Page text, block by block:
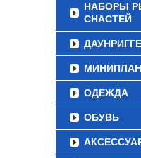
НАБОРЫ
СНАСТЕЙ
ОДЕЖДА
ОБУВЬ